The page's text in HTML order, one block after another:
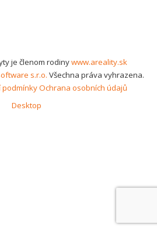
je členom rodinywww.areality.sk
s.r.o. Všechna práva vyhrazena.
podmínkyOchrana osobních údajů
Desktop